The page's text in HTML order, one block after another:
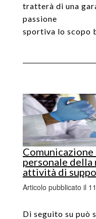
tratterà di una
passione
sportiva lo scopo
personale
attività di
Articolo pubblicato il
Di seguito su può